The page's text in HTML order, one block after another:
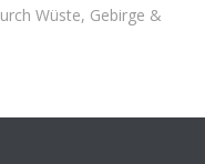
Wüste, Gebirge &